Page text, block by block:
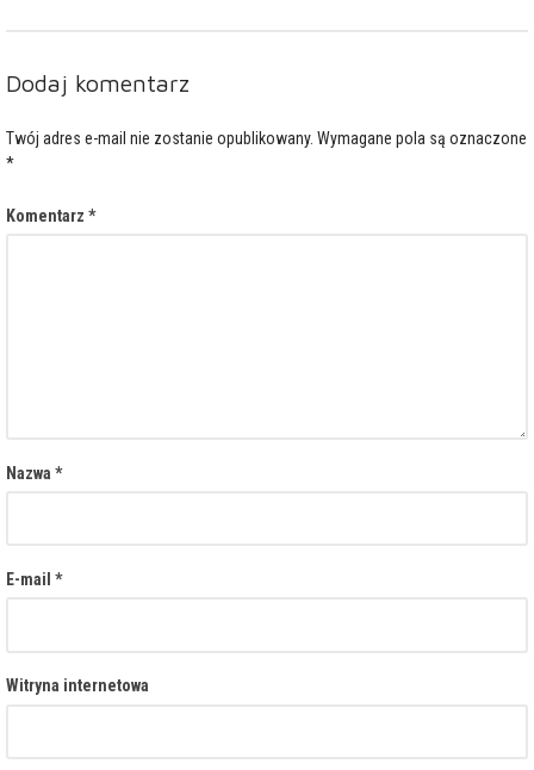
Dodaj komentarz
Twój adres e-mail nie zostanie opublikowany. Wymagane pola są oznaczone
*
Komentarz *
Nazwa *
E-mail *
Witryna internetowa